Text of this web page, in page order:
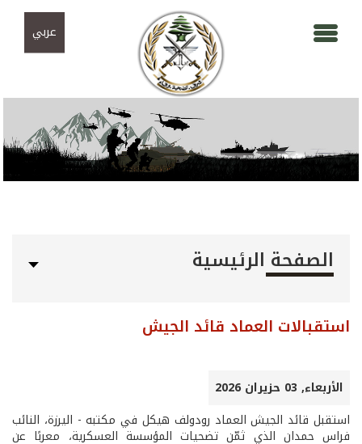
عربي
الصفحة الرئيسية
استقبالات العماد قائد الجيش
الأربعاء, 03 حزيران 2026
استقبل قائد الجيش العماد رودولف هيكل في مكتبه - اليرزة، النائب
فراس حمدان الذي ثمّن تضحيات المؤسسة العسكرية، معربًا عن